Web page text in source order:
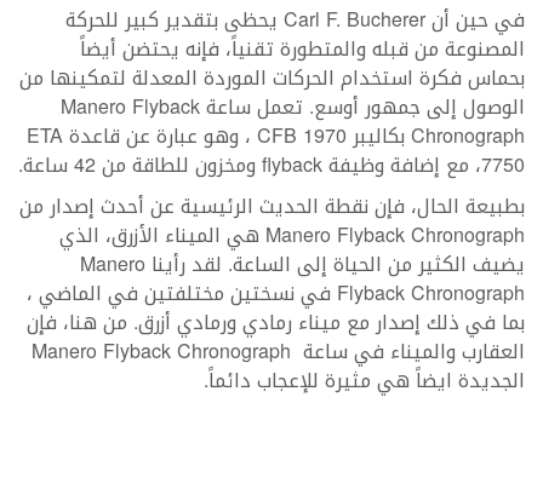
في حين أن Carl F. Bucherer يحظى بتقدير كبير للحركة
المصنوعة من قبله والمتطورة تقنياً، فإنه يحتضن أيضاً
بحماس فكرة استخدام الحركات الموردة المعدلة لتمكينها من
الوصول إلى جمهور أوسع. تعمل ساعة Manero Flyback
Chronograph بكاليبر CFB 1970 ، وهو عبارة عن قاعدة ETA
7750، مع إضافة وظيفة flyback ومخزون للطاقة من 42 ساعة.
بطبيعة الحال، فإن نقطة الحديث الرئيسية عن أحدث إصدار من
Manero Flyback Chronograph هي الميناء الأزرق، الذي
يضيف الكثير من الحياة إلى الساعة. لقد رأينا Manero
Flyback Chronograph في نسختين مختلفتين في الماضي ،
بما في ذلك إصدار مع ميناء رمادي ورمادي أزرق. من هنا، فإن
العقارب والميناء في ساعة Manero Flyback Chronograph
الجديدة ايضاً هي مثيرة للإعجاب دائماً.